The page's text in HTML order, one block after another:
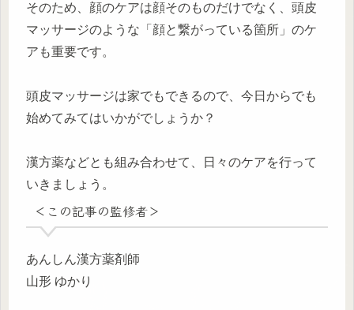
そのため、顔のケアは顔そのものだけでなく、頭皮
マッサージのような「顔と繋がっている箇所」のケ
アも重要です。
頭皮マッサージは家でもできるので、今日からでも
始めてみてはいかがでしょうか？
漢方薬などとも組み合わせて、日々のケアを行って
いきましょう。
＜この記事の監修者＞
あんしん漢方薬剤師
山形 ゆかり